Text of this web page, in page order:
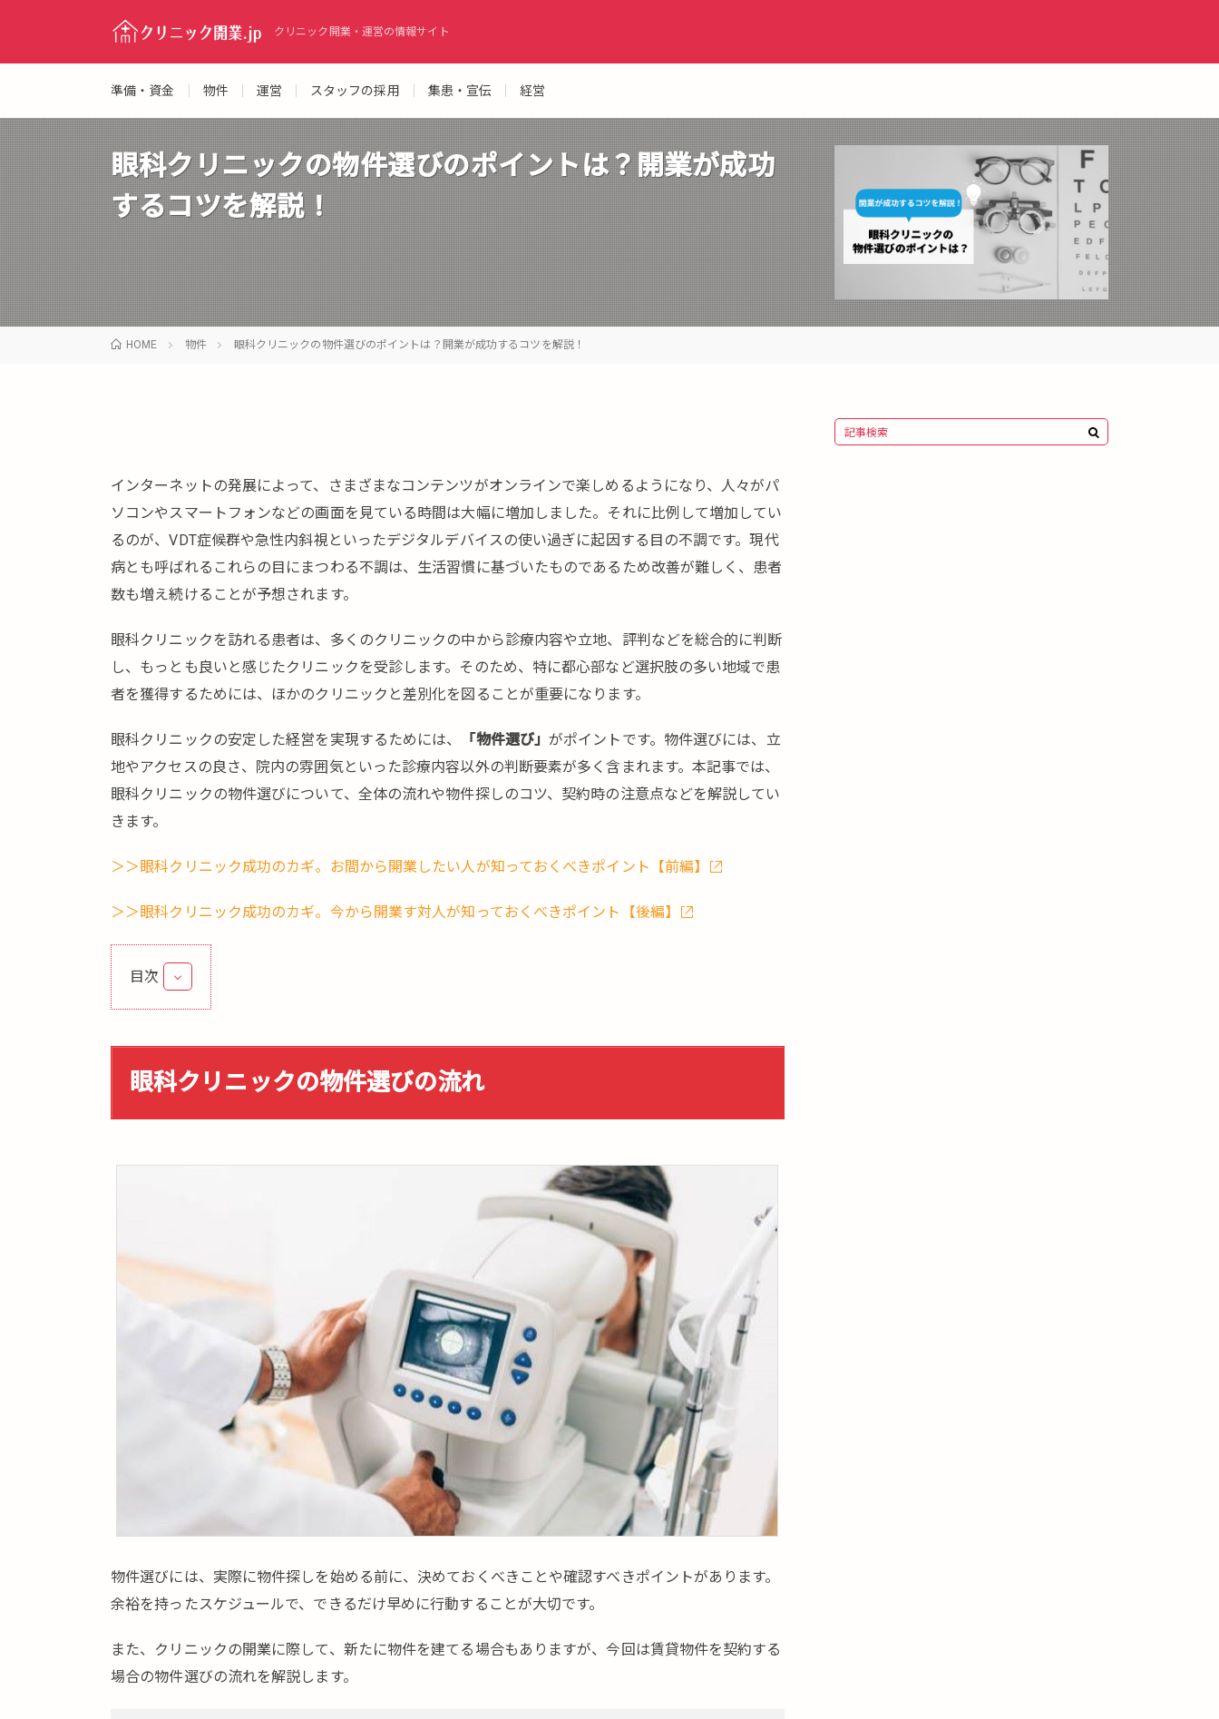
クリニック開業・運営の情報サイト
準備・資金 物件 運営 スタッフの採用 集患・宣伝 経営
眼科クリニックの物件選びのポイントは？開業が成功
するコツを解説！
HOME 物件 眼科クリニックの物件選びのポイントは？開業が成功するコツを解説！
インターネットの発展によって、さまざまなコンテンツがオンラインで楽しめるようになり、人々がパ
ソコンやスマートフォンなどの画面を見ている時間は大幅に増加しました。それに比例して増加してい
るのが、VDT症候群や急性内斜視といったデジタルデバイスの使い過ぎに起因する目の不調です。現代
病とも呼ばれるこれらの目にまつわる不調は、生活習慣に基づいたものであるため改善が難しく、患者
数も増え続けることが予想されます。
眼科クリニックを訪れる患者は、多くのクリニックの中から診療内容や立地、評判などを総合的に判断
し、もっとも良いと感じたクリニックを受診します。そのため、特に都心部など選択肢の多い地域で患
者を獲得するためには、ほかのクリニックと差別化を図ることが重要になります。
眼科クリニックの安定した経営を実現するためには、 「物件選び」がポイントです。物件選びには、立
地やアクセスの良さ、院内の雰囲気といった診療内容以外の判断要素が多く含まれます。本記事では、
眼科クリニックの物件選びについて、全体の流れや物件探しのコツ、契約時の注意点などを解説してい
きます。
＞＞眼科クリニック成功のカギ。お間から開業したい人が知っておくべきポイント【前編】
＞＞眼科クリニック成功のカギ。今から開業す対人が知っておくべきポイント【後編】
目次
1.
ク
ニ
ク
の
業
計
画
決
め
眼科クリニックの物件選びの流れ
物件選びには、実際に物件探しを始める前に、決めておくべきことや確認すべきポイントがあります。
余裕を持ったスケジュールで、できるだけ早めに行動することが大切です。
また、クリニックの開業に際して、新たに物件を建てる場合もありますが、今回は賃貸物件を契約する
場合の物件選びの流れを解説します。